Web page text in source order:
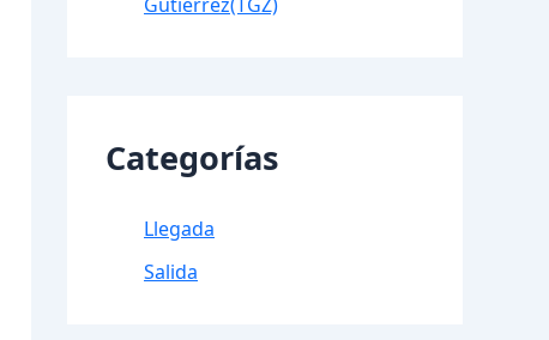
Categorías
Llegada
Salida